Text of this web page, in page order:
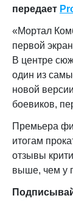
передает
«Мортал
первой
В центре
один из
новой
боевиков,
Премьера
итогам
отзывы
выше, чем у